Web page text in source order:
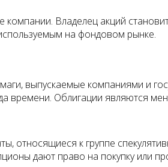
Владелец акций
на фондовом рынке.
выпускаемые компаниями и
времени. Облигации являются
относящиеся к группе
дают право на покупку или